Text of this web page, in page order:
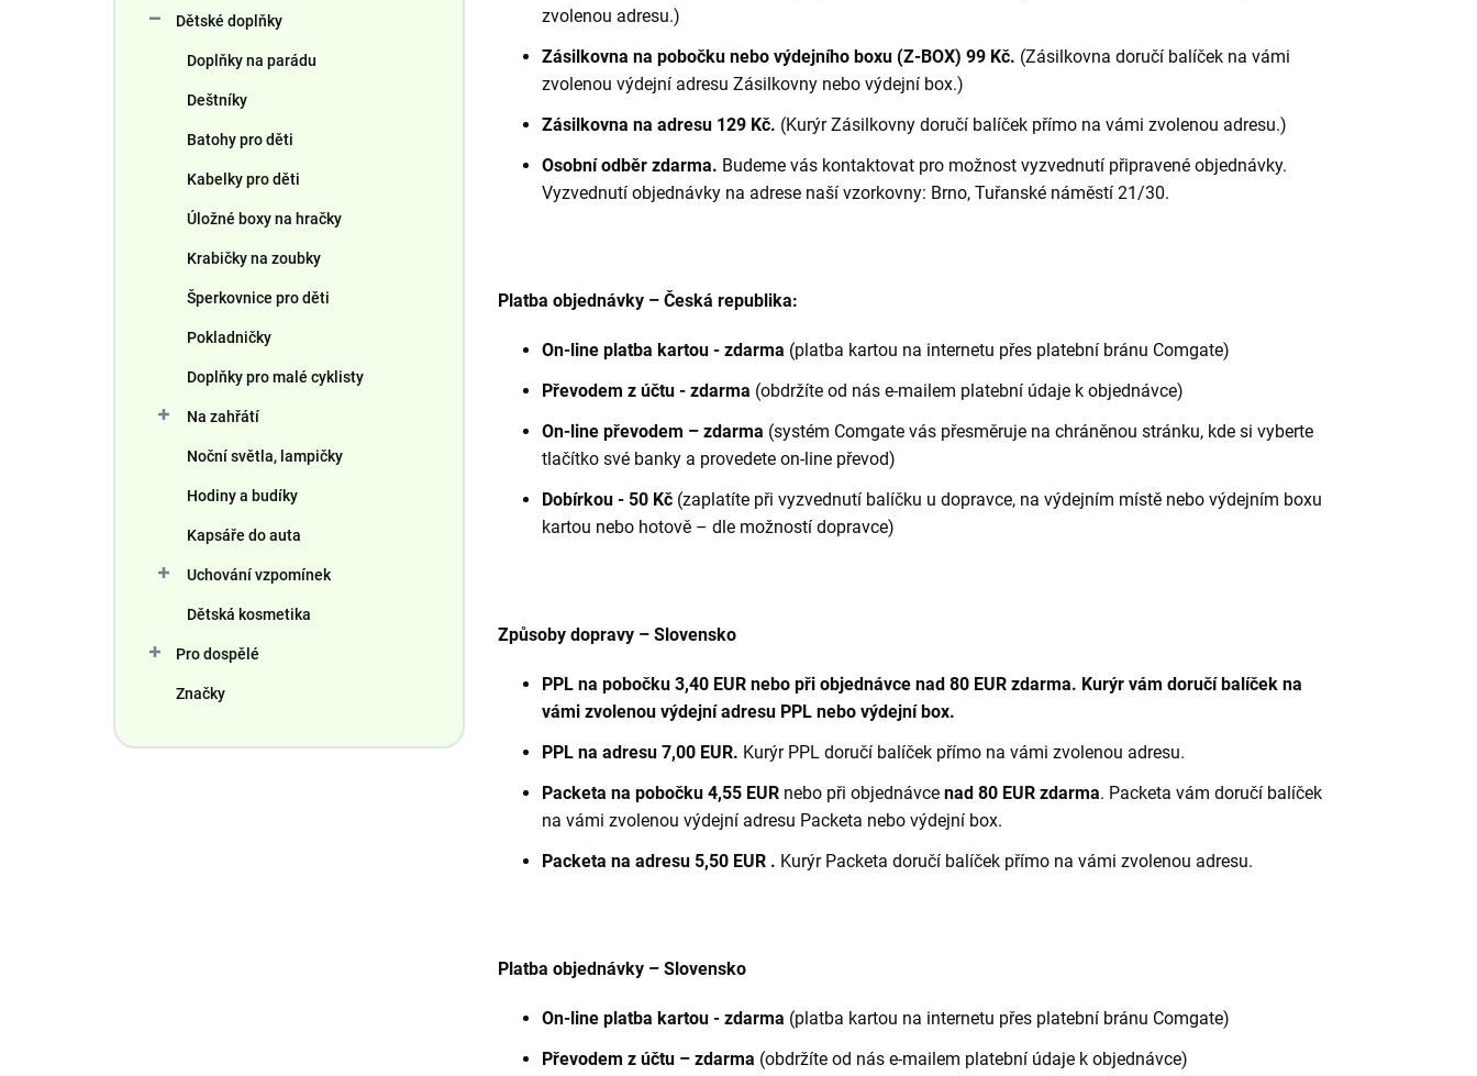
Dětské doplňky
Doplňky na parádu
Deštníky
Batohy pro děti
Kabelky pro děti
Úložné boxy na hračky
Krabičky na zoubky
Šperkovnice pro děti
Pokladničky
Doplňky pro malé cyklisty
Na zahřátí
Noční světla, lampičky
Hodiny a budíky
Kapsáře do auta
Uchování vzpomínek
Dětská kosmetika
Pro dospělé
Značky
zvolenou adresu.)
Zásilkovna na pobočku nebo výdejního boxu (Z-BOX) 99 Kč. (Zásilkovna doručí balíček na vámi
zvolenou výdejní adresu Zásilkovny nebo výdejní box.)
Zásilkovna na adresu 129 Kč. (Kurýr Zásilkovny doručí balíček přímo na vámi zvolenou adresu.)
Osobní odběr zdarma. Budeme vás kontaktovat pro možnost vyzvednutí připravené objednávky.
Vyzvednutí objednávky na adrese naší vzorkovny: Brno, Tuřanské náměstí 21/30.
Platba objednávky – Česká republika:
On-line platba kartou - zdarma (platba kartou na internetu přes platební bránu Comgate)
Převodem z účtu - zdarma (obdržíte od nás e-mailem platební údaje k objednávce)
On-line převodem – zdarma (systém Comgate vás přesměruje na chráněnou stránku, kde si vyberte
tlačítko své banky a provedete on-line převod)
Dobírkou - 50 Kč (zaplatíte při vyzvednutí balíčku u dopravce, na výdejním místě nebo výdejním boxu
kartou nebo hotově – dle možností dopravce)
Způsoby dopravy – Slovensko
PPL na pobočku 3,40 EUR nebo při objednávce nad 80 EUR zdarma. Kurýr vám doručí balíček na
vámi zvolenou výdejní adresu PPL nebo výdejní box.
PPL na adresu 7,00 EUR. Kurýr PPL doručí balíček přímo na vámi zvolenou adresu.
Packeta na pobočku 4,55 EUR nebo při objednávce nad 80 EUR zdarma. Packeta vám doručí balíček
na vámi zvolenou výdejní adresu Packeta nebo výdejní box.
Packeta na adresu 5,50 EUR . Kurýr Packeta doručí balíček přímo na vámi zvolenou adresu.
Platba objednávky – Slovensko
On-line platba kartou - zdarma (platba kartou na internetu přes platební bránu Comgate)
Převodem z účtu – zdarma (obdržíte od nás e-mailem platební údaje k objednávce)